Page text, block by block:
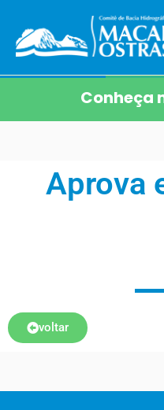
Conheça
Aprova
voltar